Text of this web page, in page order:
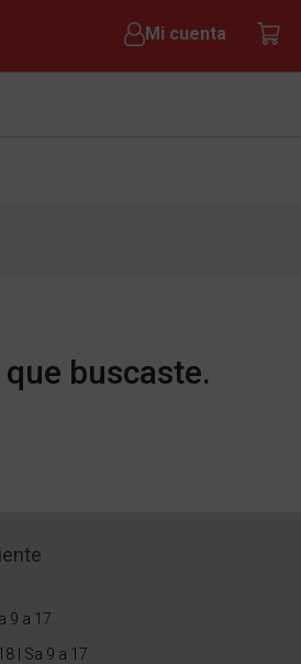
Mi cuenta
buscaste.
9 a 17
| Sa 9 a 17